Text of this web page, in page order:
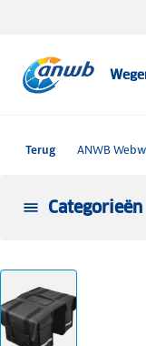
Terug ANWB
Categorieën